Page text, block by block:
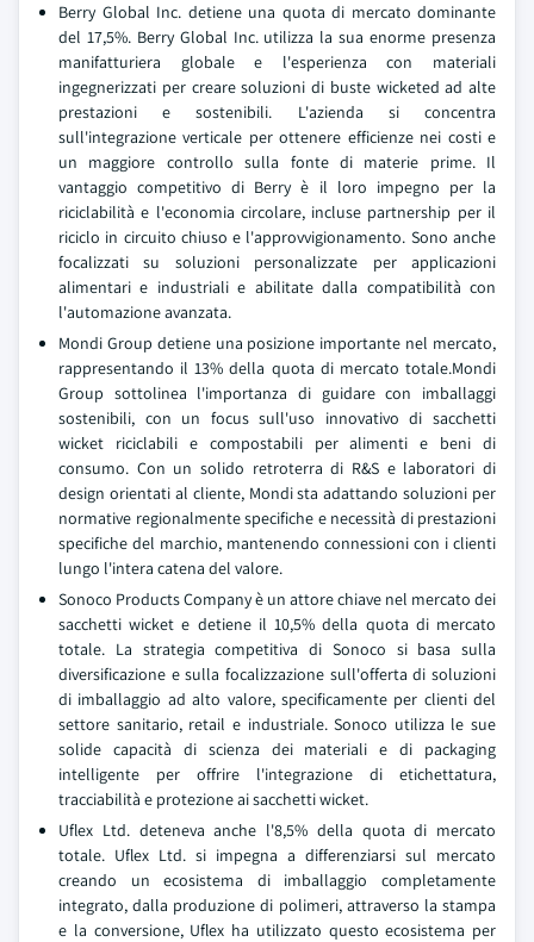
Berry Global Inc. detiene una quota di mercato dominante
del 17,5%. Berry Global Inc. utilizza la sua enorme presenza
manifatturiera globale e l'esperienza con materiali
ingegnerizzati per creare soluzioni di buste wicketed ad alte
prestazioni e sostenibili. L'azienda si concentra
sull'integrazione verticale per ottenere efficienze nei costi e
un maggiore controllo sulla fonte di materie prime. Il
vantaggio competitivo di Berry è il loro impegno per la
riciclabilità e l'economia circolare, incluse partnership per il
riciclo in circuito chiuso e l'approvvigionamento. Sono anche
focalizzati su soluzioni personalizzate per applicazioni
alimentari e industriali e abilitate dalla compatibilità con
l'automazione avanzata.
Mondi Group detiene una posizione importante nel mercato,
rappresentando il 13% della quota di mercato totale.Mondi
Group sottolinea l'importanza di guidare con imballaggi
sostenibili, con un focus sull'uso innovativo di sacchetti
wicket riciclabili e compostabili per alimenti e beni di
consumo. Con un solido retroterra di R&S e laboratori di
design orientati al cliente, Mondi sta adattando soluzioni per
normative regionalmente specifiche e necessità di prestazioni
specifiche del marchio, mantenendo connessioni con i clienti
lungo l'intera catena del valore.
Sonoco Products Company è un attore chiave nel mercato dei
sacchetti wicket e detiene il 10,5% della quota di mercato
totale. La strategia competitiva di Sonoco si basa sulla
diversificazione e sulla focalizzazione sull'offerta di soluzioni
di imballaggio ad alto valore, specificamente per clienti del
settore sanitario, retail e industriale. Sonoco utilizza le sue
solide capacità di scienza dei materiali e di packaging
intelligente per offrire l'integrazione di etichettatura,
tracciabilità e protezione ai sacchetti wicket.
Uflex Ltd. deteneva anche l'8,5% della quota di mercato
totale. Uflex Ltd. si impegna a differenziarsi sul mercato
creando un ecosistema di imballaggio completamente
integrato, dalla produzione di polimeri, attraverso la stampa
e la conversione, Uflex ha utilizzato questo ecosistema per